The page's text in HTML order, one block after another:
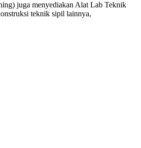
juga menyediakan Alat Lab Teknik
teknik sipil lainnya,